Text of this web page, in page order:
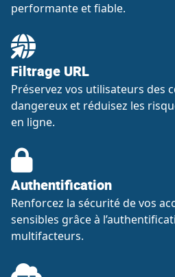
performante et fiable.
Filtrage URL
Préservez vos utilisateurs des
dangereux et réduisez les
en ligne.
Authentification
Renforcez la sécurité de vos
sensibles grâce à
multifacteurs.